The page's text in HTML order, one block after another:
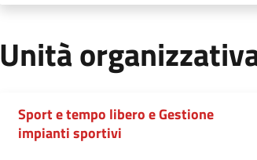
Unità
Sport e tempo libero e Gestione
impianti sportivi